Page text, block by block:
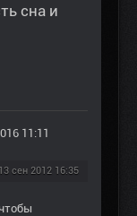
сна и
11:11
13 сен 2012 16:35
чтобы